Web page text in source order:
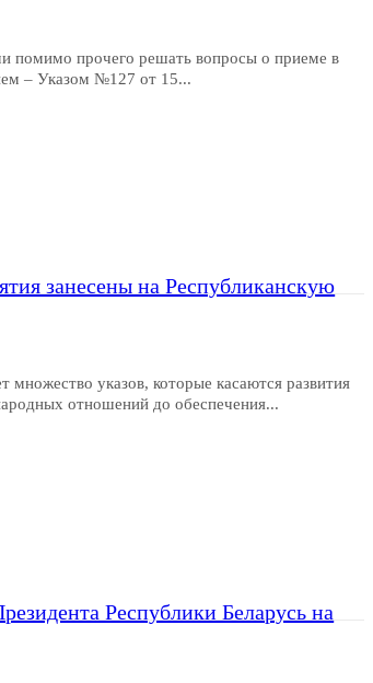
помимо прочего решать вопросы о приеме в
– Указом №127 от 15...
занесены на Республиканскую
указов, которые касаются развития
отношений до обеспечения...
Республики Беларусь на